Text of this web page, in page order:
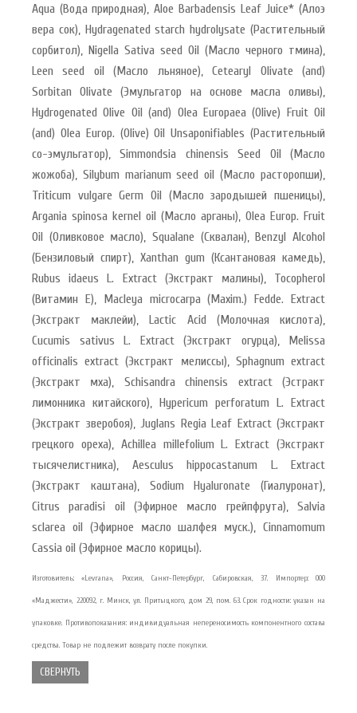
Aqua (Вода природная), Aloe Barbadensis Leaf Juice* (Алоэ
вера сок), Hydragenated starch hydrolysate (Растительный
сорбитол), Nigella Sativa seed Oil (Масло черного тмина),
Leen seed oil (Масло льняное), Cetearyl Olivate (and)
Sorbitan Olivate (Эмульгатор на основе масла оливы),
Hydrogenated Olive Oil (and) Olea Europaea (Olive) Fruit Oil
(and) Olea Europ. (Olive) Oil Unsaponifiables (Растительный
со-эмульгатор), Simmondsia chinensis Seed Oil (Масло
жожоба), Silybum marianum seed oil (Масло расторопши),
Triticum vulgare Germ Oil (Масло зародышей пшеницы),
Argania spinosa kernel oil (Масло арганы), Olea Europ. Fruit
Oil (Оливковое масло), Squalane (Сквалан), Benzyl Alcohol
(Бензиловый спирт), Xanthan gum (Ксантановая камедь),
Rubus idaeus L. Extract (Экстракт малины), Tocopherol
(Витамин Е), Macleya microcarpa (Maxim.) Fedde. Extract
(Экстракт маклейи), Lactic Acid (Молочная кислота),
Cucumis sativus L. Extract (Экстракт огурца), Melissa
officinalis extract (Экстракт мелиссы), Sphagnum extract
(Экстракт мха), Schisandra chinensis extract (Эстракт
лимонника китайского), Hypericum perforatum L. Extract
(Экстракт зверобоя), Juglans Regia Leaf Extract (Экстракт
грецкого ореха), Achillea millefolium L. Extract (Экстракт
тысячелистника), Aesculus hippocastanum L. Extract
(Экстракт каштана), Sodium Hyaluronate (Гиалуронат),
Citrus paradisi oil (Эфирное масло грейпфрута), Salvia
sclarea oil (Эфирное масло шалфея муск.), Cinnamomum
Cassia oil (Эфирное масло корицы).
Изготовитель: «Levrana», Россия, Санкт-Петербург, Сабировская, 37. Импортер: ООО
«Маджести», 220092, г. Минск, ул. Притыцкого, дом 29, пом. 63. Срок годности: указан на
упаковке. Противопоказания: индивидуальная непереносимость компонентного состава
средства. Товар не подлежит возврату после покупки.
СВЕРНУТЬ